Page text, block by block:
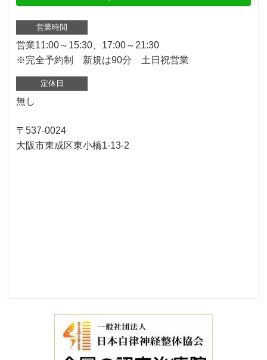
営業時間
営業11:00～15:30、17:00～21:30
※完全予約制 新規は90分 土日祝営業
定休日
無し
〒537-0024
大阪市東成区東小橋1-13-2